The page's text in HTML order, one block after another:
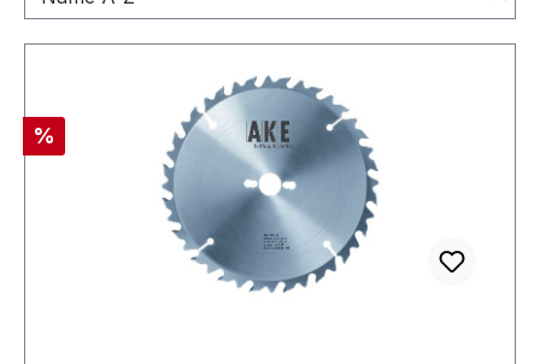
Rabatt
%